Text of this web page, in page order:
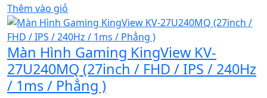
Thêm vào giỏ
Màn Hình Gaming KingView KV-
27U240MQ (27inch / FHD / IPS / 240Hz
/ 1ms / Phẳng )